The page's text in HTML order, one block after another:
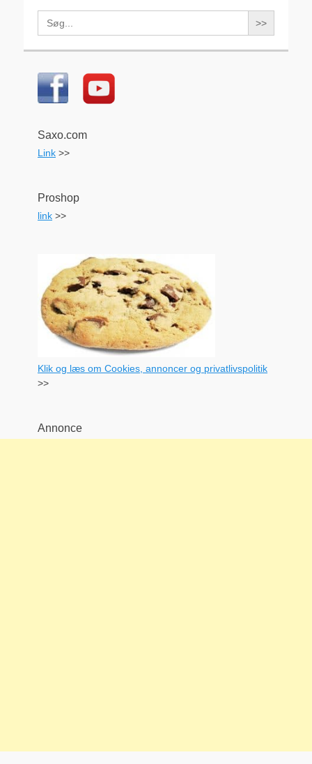
Search
for:
Saxo.com
Link >>
Proshop
link >>
Klik og læs om Cookies, annoncer og privatlivspolitik
>>
Annonce